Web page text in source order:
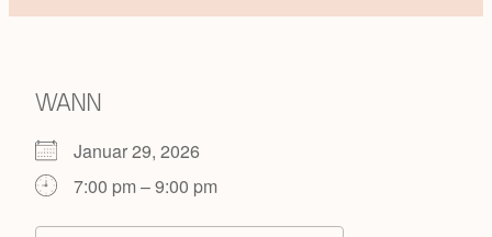
WANN
Januar 29, 2026
7:00 pm – 9:00 pm